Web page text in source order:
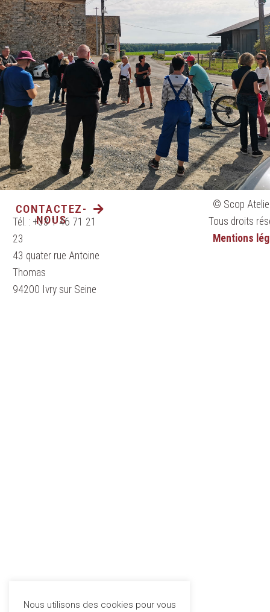
CONTACTEZ-
NOUS
Tél. : +33 1 46 71 21
23
43 quater rue Antoine
Thomas
94200 Ivry sur Seine
© Scop
Tous droits
Mentions
Nous utilisons des cookies pour vous